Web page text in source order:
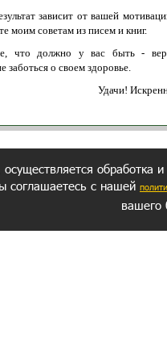
зависит от вашей
моим советам из писем и книг.
что должно у вас быть -
заботься о своем здоровье.
Удачи!
обработка
соглашаетесь с нашей
вашего